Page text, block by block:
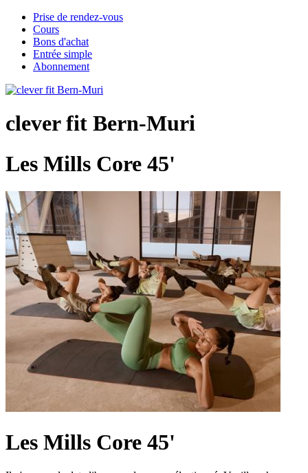
Prise de rendez-vous
Cours
Bons d'achat
Entrée simple
Abonnement
clever fit Bern-Muri
Les Mills Core 45'
Les Mills Core 45'